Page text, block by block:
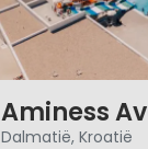
Dalmatië, Kroatië